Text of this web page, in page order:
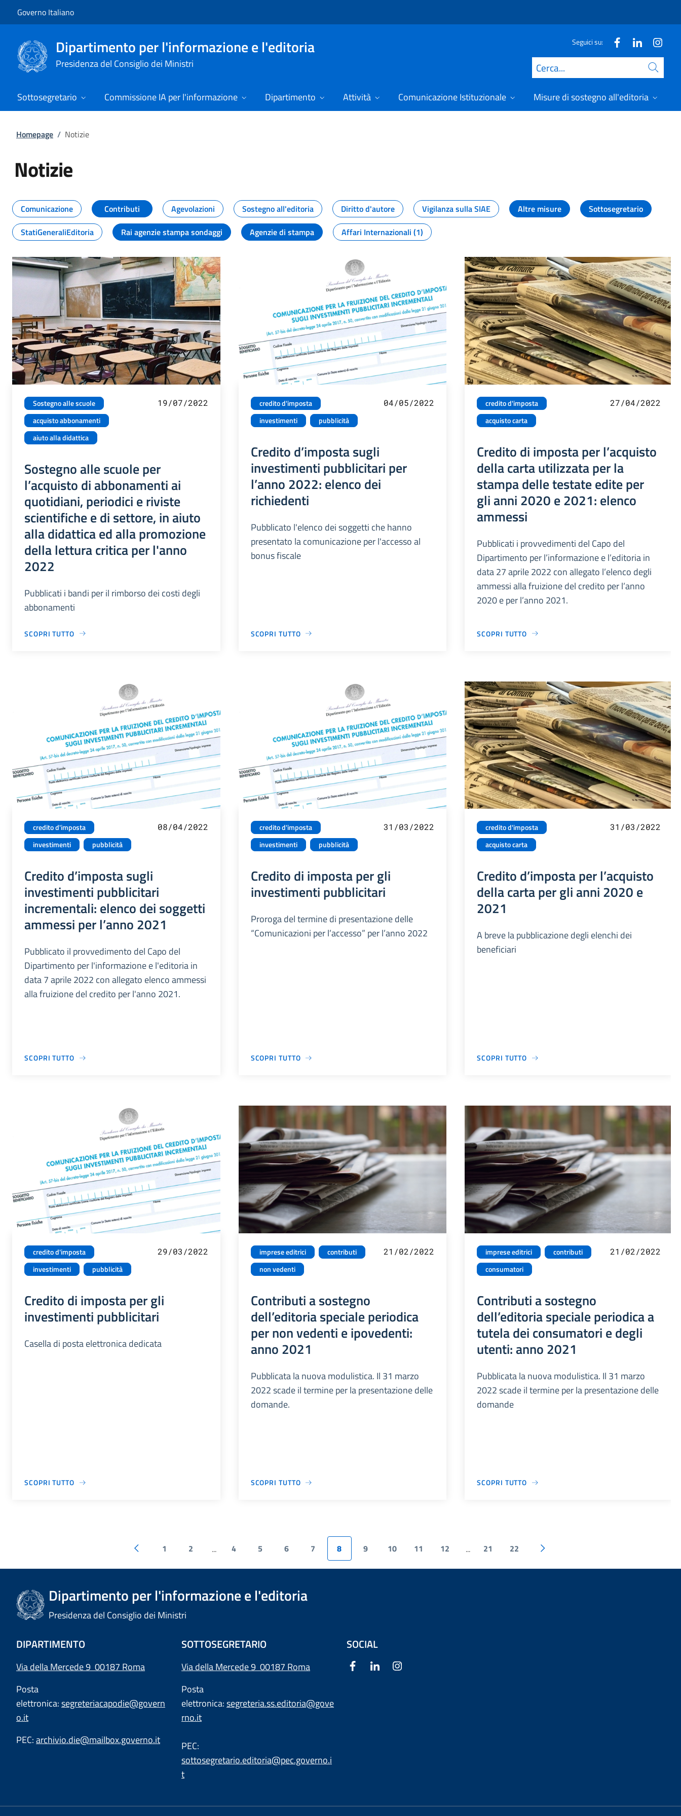
Governo Italiano
Dipartimento per l'informazione e l'editoria
Presidenza del Consiglio dei Ministri
Seguici su:
Cerca
Sottosegretario Commissione IA per l'informazione Dipartimento Attività Comunicazione Istituzionale Misure di sostegno all'editoria
Homepage / Notizie
Notizie
Tutti i contenuti della pagina Notizie
Comunicazione Contributi Agevolazioni Sostegno all'editoria Diritto d'autore Vigilanza sulla SIAE Altre misure
Sottosegretario
StatiGeneraliEditoria
Rai agenzie stampa sondaggi Agenzie di stampa Affari Internazionali (1)
Sostegno alle scuole
acquisto abbonamenti
aiuto alla didattica
19/07/2022
Sostegno alle scuole per
l’acquisto di abbonamenti ai
quotidiani, periodici e riviste
scientifiche e di settore, in aiuto
alla didattica ed alla promozione
della lettura critica per l'anno
2022
Pubblicati i bandi per il rimborso dei costi degli
abbonamenti
SCOPRI TUTTO
credito d'imposta
investimenti
pubblicità
04/05/2022
Credito d’imposta sugli
investimenti pubblicitari per
l’anno 2022: elenco dei
richiedenti
Pubblicato l'elenco dei soggetti che hanno
presentato la comunicazione per l'accesso al
bonus fiscale
SCOPRI TUTTO
credito d'imposta
acquisto carta
27/04/2022
Credito di imposta per l’acquisto
della carta utilizzata per la
stampa delle testate edite per
gli anni 2020 e 2021: elenco
ammessi
Pubblicati i provvedimenti del Capo del
Dipartimento per l’informazione e l’editoria in
data 27 aprile 2022 con allegato l’elenco degli
ammessi alla fruizione del credito per l’anno
2020 e per l’anno 2021.
SCOPRI TUTTO
credito d'imposta
investimenti
pubblicità
08/04/2022
Credito d’imposta sugli
investimenti pubblicitari
incrementali: elenco dei soggetti
ammessi per l’anno 2021
Pubblicato il provvedimento del Capo del
Dipartimento per l'informazione e l'editoria in
data 7 aprile 2022 con allegato elenco ammessi
alla fruizione del credito per l'anno 2021.
SCOPRI TUTTO
credito d'imposta
investimenti
pubblicità
31/03/2022
Credito di imposta per gli
investimenti pubblicitari
Proroga del termine di presentazione delle
“Comunicazioni per l’accesso” per l’anno 2022
SCOPRI TUTTO
credito d'imposta
acquisto carta
31/03/2022
Credito d’imposta per l’acquisto
della carta per gli anni 2020 e
2021
A breve la pubblicazione degli elenchi dei
beneficiari
SCOPRI TUTTO
credito d'imposta
investimenti
pubblicità
29/03/2022
Credito di imposta per gli
investimenti pubblicitari
Casella di posta elettronica dedicata
SCOPRI TUTTO
imprese editrici
contributi
non vedenti
21/02/2022
Contributi a sostegno
dell’editoria speciale periodica
per non vedenti e ipovedenti:
anno 2021
Pubblicata la nuova modulistica. Il 31 marzo
2022 scade il termine per la presentazione delle
domande.
SCOPRI TUTTO
imprese editrici
contributi
consumatori
21/02/2022
Contributi a sostegno
dell’editoria speciale periodica a
tutela dei consumatori e degli
utenti: anno 2021
Pubblicata la nuova modulistica. Il 31 marzo
2022 scade il termine per la presentazione delle
domande
SCOPRI TUTTO
1 2 ... 4 5 6 7 8 9 10 11 12 ... 21 22
Dipartimento per l'informazione e l'editoria
Presidenza del Consiglio dei Ministri
DIPARTIMENTO
Via della Mercede 9 00187 Roma
Posta
elettronica:segreteriacapodie@govern
o.it
PEC:archivio.die@mailbox.governo.it
SOTTOSEGRETARIO
Via della Mercede 9 00187 Roma
Posta
elettronica:segreteria.ss.editoria@gove
rno.it
PEC:
sottosegretario.editoria@pec.governo.i
t
SOCIAL